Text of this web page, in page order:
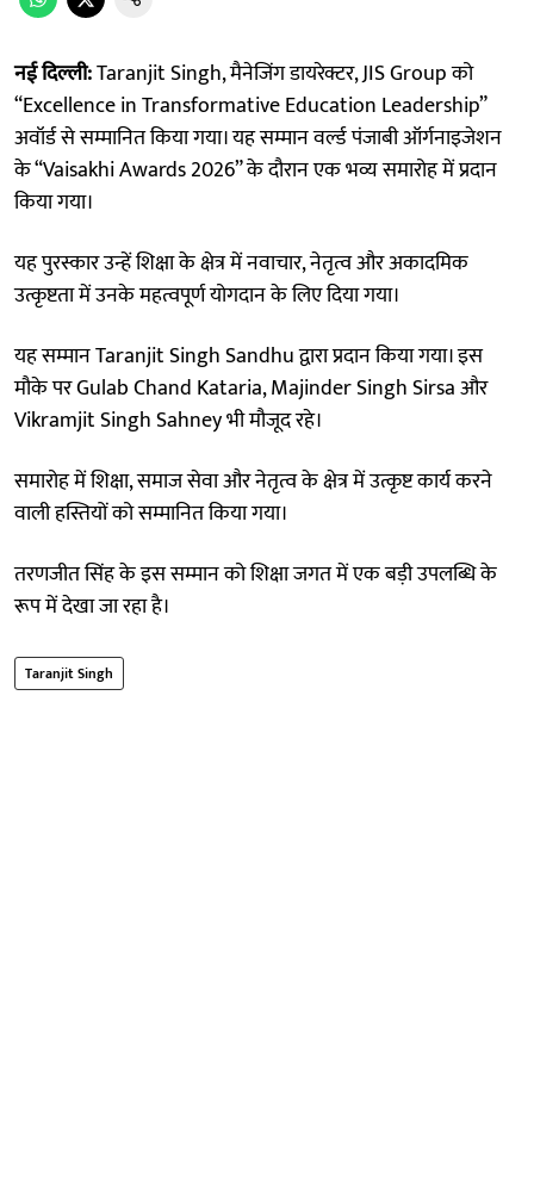
नई दिल्ली:Taranjit Singh, मैनेजिंग डायरेक्टर, JIS Group को
“Excellence in Transformative Education Leadership”
अवॉर्ड से सम्मानित किया गया। यह सम्मान वर्ल्ड पंजाबी ऑर्गनाइजेशन
के “Vaisakhi Awards 2026” के दौरान एक भव्य समारोह में प्रदान
किया गया।
यह पुरस्कार उन्हें शिक्षा के क्षेत्र में नवाचार, नेतृत्व और अकादमिक
उत्कृष्टता में उनके महत्वपूर्ण योगदान के लिए दिया गया।
यह सम्मान Taranjit Singh Sandhu द्वारा प्रदान किया गया। इस
मौके पर Gulab Chand Kataria, Majinder Singh Sirsa और
Vikramjit Singh Sahney भी मौजूद रहे।
समारोह में शिक्षा, समाज सेवा और नेतृत्व के क्षेत्र में उत्कृष्ट कार्य करने
वाली हस्तियों को सम्मानित किया गया।
तरणजीत सिंह के इस सम्मान को शिक्षा जगत में एक बड़ी उपलब्धि के
रूप में देखा जा रहा है।
Taranjit Singh